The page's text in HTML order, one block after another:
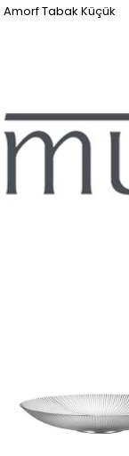
Amorf Tabak Küçük